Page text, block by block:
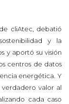
cliAtec, debatió
y la
y aportó su visión
centros de datos
energética. Y
valor al
cada caso